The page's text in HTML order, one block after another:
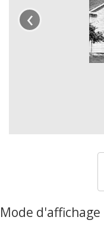
‹
Mode d'affichage